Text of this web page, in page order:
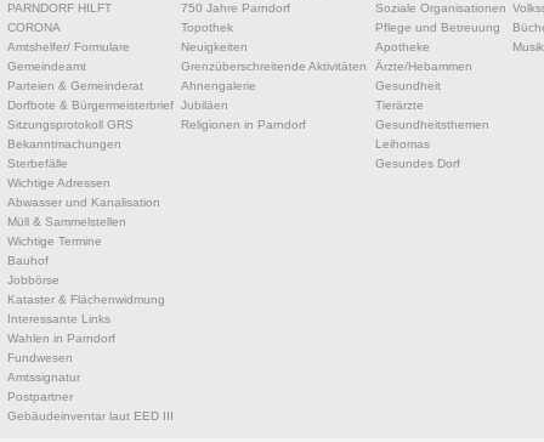
PARNDORF HILFT
CORONA
Amtshelfer/ Formulare
Gemeindeamt
Parteien & Gemeinderat
Dorfbote & Bürgermeisterbrief
Sitzungsprotokoll GRS
Bekanntmachungen
Sterbefälle
Wichtige Adressen
Abwasser und Kanalisation
Müll & Sammelstellen
Wichtige Termine
Bauhof
Jobbörse
Kataster & Flächenwidmung
Interessante Links
Wahlen in Parndorf
Fundwesen
Amtssignatur
Postpartner
Gebäudeinventar laut EED III
750 Jahre Parndorf
Topothek
Neuigkeiten
Grenzüberschreitende Aktivitäten
Ahnengalerie
Jubiläen
Religionen in Parndorf
Soziale Organisationen
Pflege und Betreuung
Apotheke
Ärzte/Hebammen
Gesundheit
Tierärzte
Gesundheitsthemen
Leihomas
Gesundes Dorf